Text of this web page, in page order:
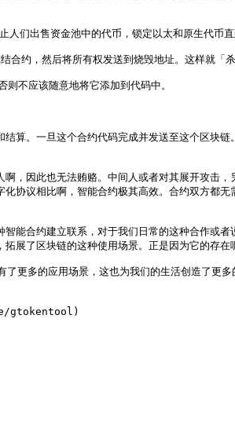
们出售资金池中的代币，锁定以太和原生代币直
然后将所有权发送到烧毁地址。这样就「杀
不应该随意地将它添加到代码中。
算。一旦这个合约代码完成并发送至这个区块
因此也无法贿赂。中间人或者对其展开攻击
协议相比啊，智能合约极其高效。合约双方都
能合约建立联系，对于我们日常的这种合作或
展了区块链的这种使用场景。正是因为它的存在
更多的应用场景，这也为我们的生活创造了更